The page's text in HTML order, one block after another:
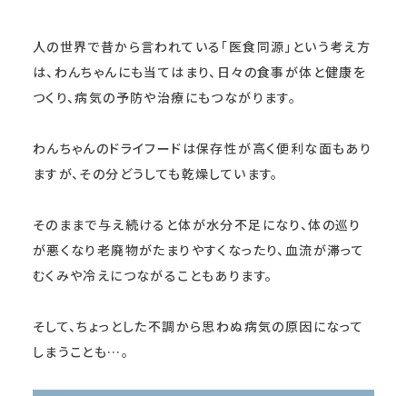
人の世界で昔から言われている「医食同源」という考え方
は、わんちゃんにも当てはまり、日々の食事が体と健康を
つくり、病気の予防や治療にもつながります。
わんちゃんのドライフードは保存性が高く便利な面もあり
ますが、その分どうしても乾燥しています。
そのままで与え続けると体が水分不足になり、体の巡り
が悪くなり老廃物がたまりやすくなったり、血流が滞って
むくみや冷えにつながることもあります。
そして、ちょっとした不調から思わぬ病気の原因になって
しまうことも…。